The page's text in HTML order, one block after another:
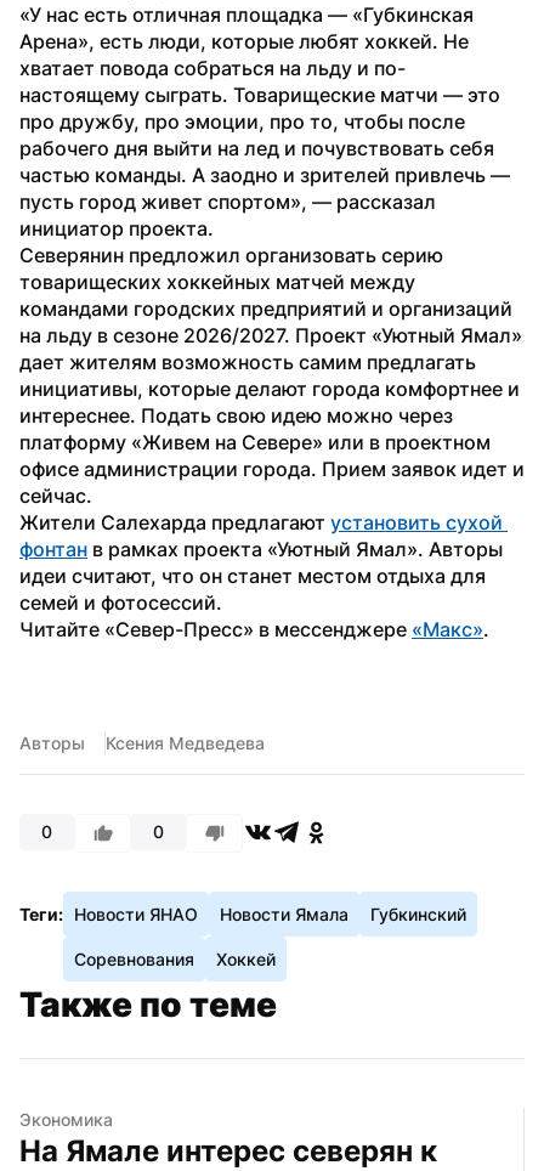
«У нас есть отличная площадка — «Губкинская
Арена», есть люди, которые любят хоккей. Не
хватает повода собраться на льду и по-
настоящему сыграть. Товарищеские матчи — это
про дружбу, про эмоции, про то, чтобы после
рабочего дня выйти на лед и почувствовать себя
частью команды. А заодно и зрителей привлечь —
пусть город живет спортом», — рассказал
инициатор проекта.
Северянин предложил организовать серию
товарищеских хоккейных матчей между
командами городских предприятий и организаций
на льду в сезоне 2026/2027. Проект «Уютный Ямал»
дает жителям возможность самим предлагать
инициативы, которые делают города комфортнее и
интереснее. Подать свою идею можно через
платформу «Живем на Севере» или в проектном
офисе администрации города. Прием заявок идет и
сейчас.
Жители Салехарда предлагают установить сухой
фонтан в рамках проекта «Уютный Ямал». Авторы
идеи считают, что он станет местом отдыха для
семей и фотосессий.
Читайте «Север-Пресс» в мессенджере «Макс».
Авторы Ксения Медведева
0 0
Теги: Новости ЯНАО Новости Ямала Губкинский
Соревнования Хоккей
Также по теме
Экономика
На Ямале интерес северян к